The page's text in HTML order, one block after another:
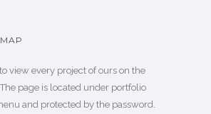
view every project of ours on the
page is located under portfolio
and protected by the password.